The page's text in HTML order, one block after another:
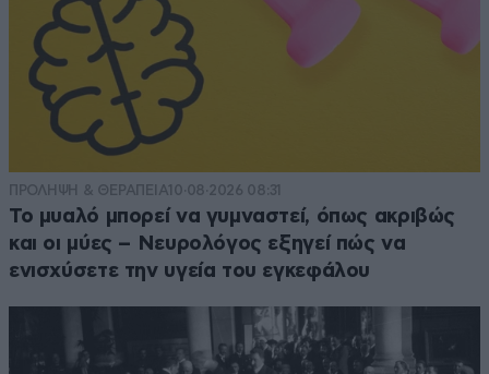
ΠΡΟΛΗΨΗ & ΘΕΡΑΠΕΙΑ10·08·2026 08:31
Το μυαλό μπορεί να γυμναστεί, όπως ακριβώς
και οι μύες – Νευρολόγος εξηγεί πώς να
ενισχύσετε την υγεία του εγκεφάλου